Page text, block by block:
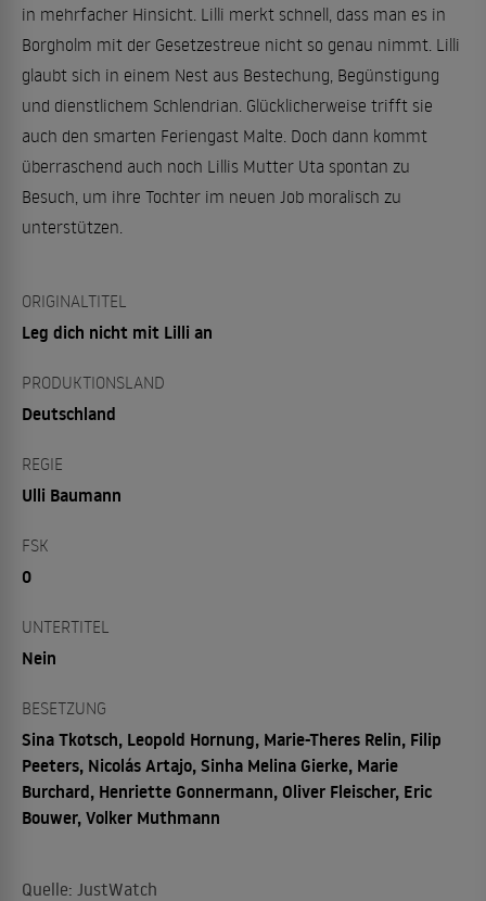
in mehrfacher Hinsicht. Lilli merkt schnell, dass man es in
Borgholm mit der Gesetzestreue nicht so genau nimmt. Lilli
glaubt sich in einem Nest aus Bestechung, Begünstigung
und dienstlichem Schlendrian. Glücklicherweise trifft sie
auch den smarten Feriengast Malte. Doch dann kommt
überraschend auch noch Lillis Mutter Uta spontan zu
Besuch, um ihre Tochter im neuen Job moralisch zu
unterstützen.
ORIGINALTITEL
Leg dich nicht mit Lilli an
PRODUKTIONSLAND
Deutschland
REGIE
Ulli Baumann
FSK
0
UNTERTITEL
Nein
BESETZUNG
Sina Tkotsch, Leopold Hornung, Marie-Theres Relin, Filip
Peeters, Nicolás Artajo, Sinha Melina Gierke, Marie
Burchard, Henriette Gonnermann, Oliver Fleischer, Eric
Bouwer, Volker Muthmann
Quelle: JustWatch